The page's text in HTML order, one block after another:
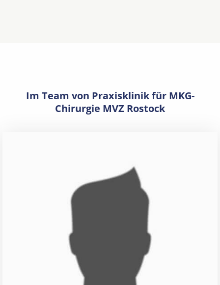
Im Team von Praxisklinik für MKG-
Chirurgie MVZ Rostock